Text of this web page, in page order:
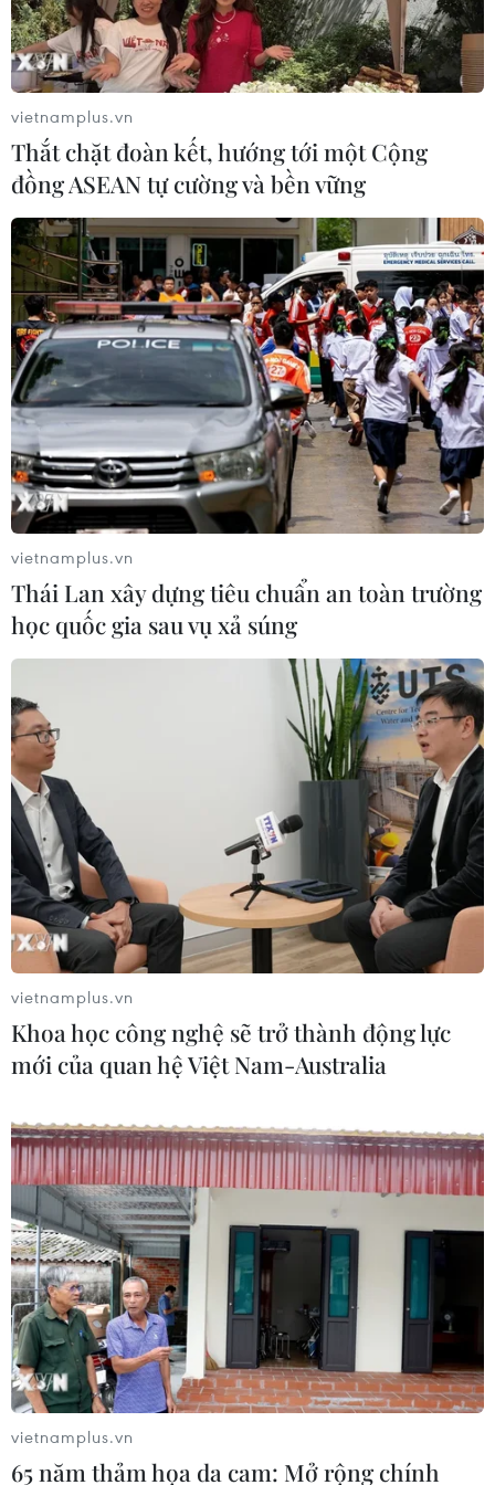
Những tình trạng này đều liên quan đến việc
thiếu ngủ.
Ngoài những vấn đề sức khỏe nghiêm trọng đó,
các chuyên gia y tế còn cảnh báo rằng thiếu ngủ
cũng có thể làm suy giảm hoạt động hàng ngày
và gây nguy hiểm cho sức khỏe não bộ./.
Lợi ích của việc ngủ trưa
và 7 mẹo để có một giấc
ngủ trưa chất lượng
Một giấc ngủ trưa được ví như
“loại thuốc tăng cường hiệu suất,"
giúp con người tỉnh táo hơn, cải
thiện tâm trạng và trí nhớ. Tuy
nhiên, vẫn cần chút kỹ năng để có
một giấc ngủ trưa chất lượng.
(Vietnam+)
#Làn da
#Vô sinh #Sức khỏe não bộ
#Da xỉn màu
#Nếp nhăn
Anh
Theo dõi VietnamPlus
TIN LIÊN QUAN
vietnamplus.vn
Thắt chặt đoàn kết, hướng tới một Cộng
đồng ASEAN tự cường và bền vững
vietnamplus.vn
Thái Lan xây dựng tiêu chuẩn an toàn trường
học quốc gia sau vụ xả súng
vietnamplus.vn
Khoa học công nghệ sẽ trở thành động lực
mới của quan hệ Việt Nam-Australia
vietnamplus.vn
65 năm thảm họa da cam: Mở rộng chính